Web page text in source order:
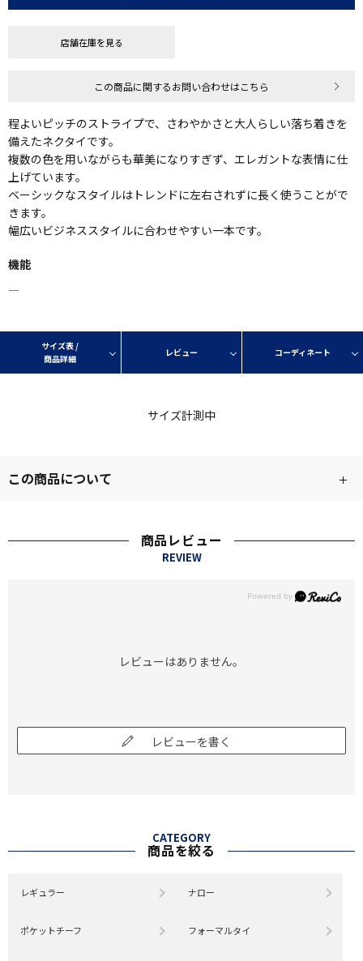
店舗在庫を見る
この商品に関するお問い合わせはこちら
程よいピッチのストライプで、さわやかさと大人らしい落ち着きを
備えたネクタイです。
複数の色を用いながらも華美になりすぎず、エレガントな表情に仕
上げています。
ベーシックなスタイルはトレンドに左右されずに長く使うことがで
きます。
幅広いビジネススタイルに合わせやすい一本です。
機能
―
サイズ表 /
商品詳細
レビュー コーディネート
サイズ計測中
この商品について
商品レビュー
REVIEW
レビューはありません。
レビューを書く
CATEGORY
商品を絞る
レギュラー ナロー
ポケットチーフ フォーマルタイ